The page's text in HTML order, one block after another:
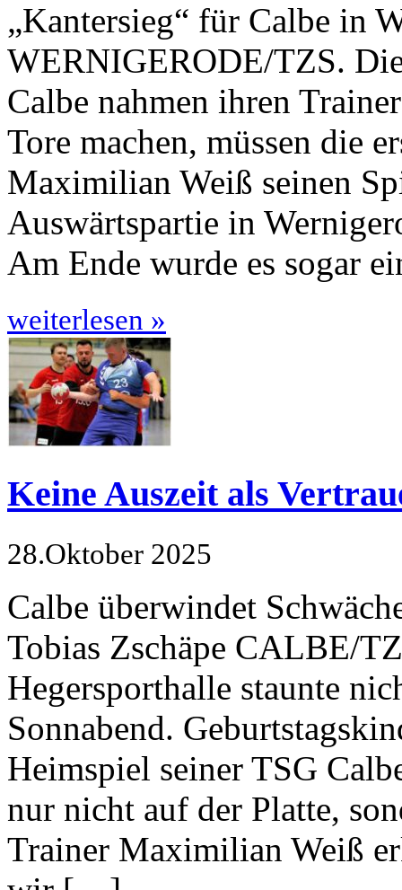
„Kantersieg“ für Calbe in
WERNIGERODE/TZS.
Calbe nahmen ihren
Tore machen, müssen die
Maximilian Weiß seinen
Auswärtspartie in
Am Ende wurde es sogar
weiterlesen »
Keine Auszeit als
28.Oktober 2025
Calbe überwindet
Tobias Zschäpe CALBE/
Hegersporthalle staunte
Sonn­abend.
Heimspiel seiner TSG
nur nicht auf der Platte,
Trainer Maximilian Weiß